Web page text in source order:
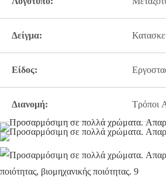
Δείγμα:
Είδος:
Διανομή: Τρόποι